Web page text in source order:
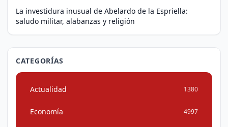
La investidura inusual de Abelardo de la Espriella:
saludo militar, alabanzas y religión
CATEGORÍAS
Actualidad 1380
Economía 4997